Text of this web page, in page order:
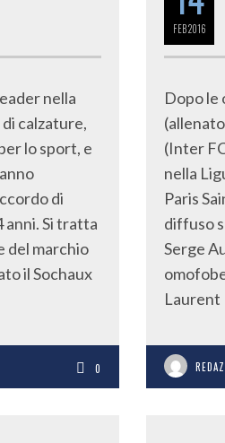
nella
calzature,
lo sport, e
di
anni. Si tratta
del marchio
il Sochaux
0
FEB2016
Dopo le
(Inter
nella
Paris
diffuso
Serge
Laurent